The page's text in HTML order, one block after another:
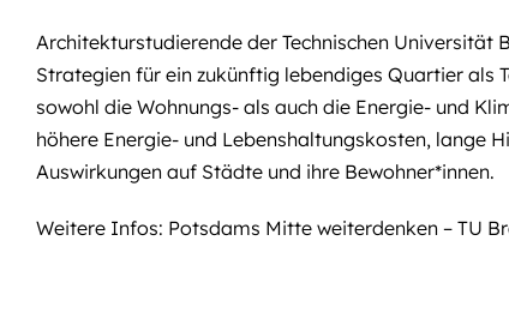
Architekturstudierende der Technischen Universität
Strategien für ein zukünftig lebendiges Quartier
sowohl die Wohnungs- als auch die Energie- und
höhere Energie- und Lebenshaltungskosten, lange
Auswirkungen auf Städte und ihre Bewohner*innen.
Weitere Infos: Potsdams Mitte weiterdenken – TU